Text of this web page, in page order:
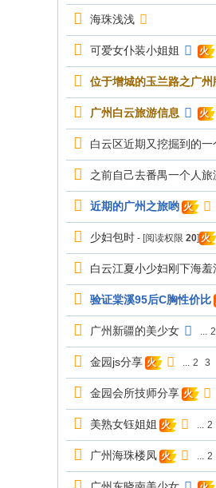
海珠浅浅
可爱女仆装小姐姐 火
位于增城的玉兰路之广
广州白云旅游信息 火
白云区近期又挖掘到的一
之前自己去番禺一个人旅
近期的广州之旅哟 火
少妇包时 - [阅读权限 20] 火
白云江夏小少妇刚下海羞
验证棠溪95后C胸性价比
广州新疆的美少女 ... 2
金园js分享 火 ... 2 3
金园会所技师分享 火
美熟女钰姐姐 火 ... 2
广州海珠楼凤 火 ... 2